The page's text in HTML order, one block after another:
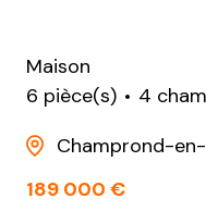
Maison
6 pièce(s)
4
Champrond-
189 000 €